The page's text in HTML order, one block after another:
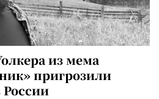
из мема
пригрозили